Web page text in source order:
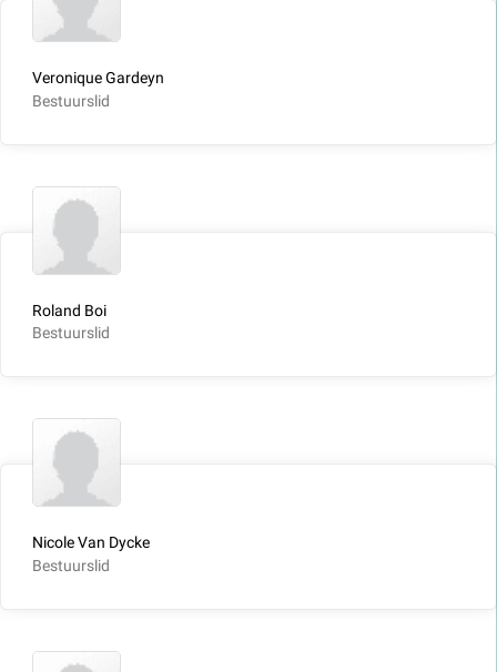
Veronique Gardeyn
Bestuurslid
Roland Boi
Bestuurslid
Nicole Van Dycke
Bestuurslid